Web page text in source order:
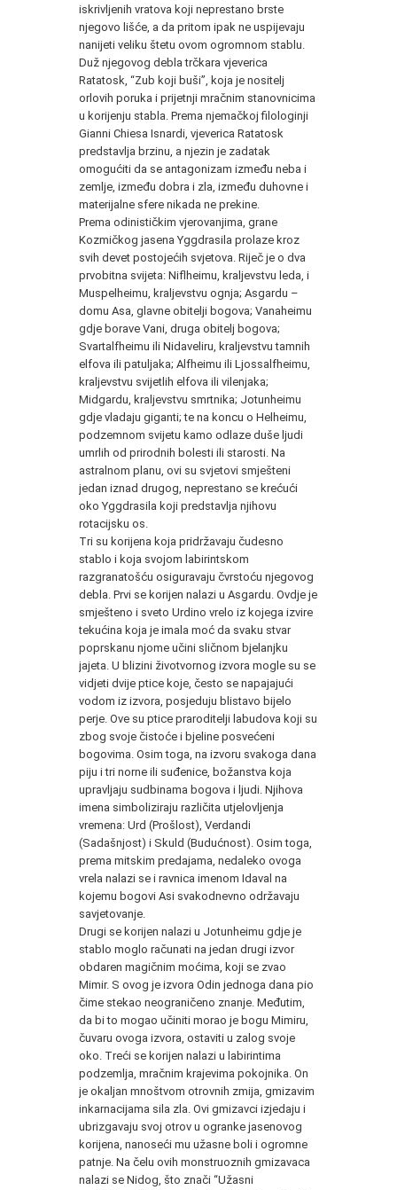
iskrivljenih vratova koji neprestano brste
njegovo lišće, a da pritom ipak ne uspijevaju
nanijeti veliku štetu ovom ogromnom stablu.
Duž njegovog debla trčkara vjeverica
Ratatosk, “Zub koji buši”, koja je nositelj
orlovih poruka i prijetnji mračnim stanovnicima
u korijenju stabla. Prema njemačkoj filologinji
Gianni Chiesa Isnardi, vjeverica Ratatosk
predstavlja brzinu, a njezin je zadatak
omogućiti da se antagonizam između neba i
zemlje, između dobra i zla, između duhovne i
materijalne sfere nikada ne prekine.
Prema odinističkim vjerovanjima, grane
Kozmičkog jasena Yggdrasila prolaze kroz
svih devet postojećih svjetova. Riječ je o dva
prvobitna svijeta: Niflheimu, kraljevstvu leda, i
Muspelheimu, kraljevstvu ognja; Asgardu –
domu Asa, glavne obitelji bogova; Vanaheimu
gdje borave Vani, druga obitelj bogova;
Svartalfheimu ili Nidaveliru, kraljevstvu tamnih
elfova ili patuljaka; Alfheimu ili Ljossalfheimu,
kraljevstvu svijetlih elfova ili vilenjaka;
Midgardu, kraljevstvu smrtnika; Jotunheimu
gdje vladaju giganti; te na koncu o Helheimu,
podzemnom svijetu kamo odlaze duše ljudi
umrlih od prirodnih bolesti ili starosti. Na
astralnom planu, ovi su svjetovi smješteni
jedan iznad drugog, neprestano se krećući
oko Yggdrasila koji predstavlja njihovu
rotacijsku os.
Tri su korijena koja pridržavaju čudesno
stablo i koja svojom labirintskom
razgranatošću osiguravaju čvrstoću njegovog
debla. Prvi se korijen nalazi u Asgardu. Ovdje je
smješteno i sveto Urdino vrelo iz kojega izvire
tekućina koja je imala moć da svaku stvar
poprskanu njome učini sličnom bjelanjku
jajeta. U blizini životvornog izvora mogle su se
vidjeti dvije ptice koje, često se napajajući
vodom iz izvora, posjeduju blistavo bijelo
perje. Ove su ptice praroditelji labudova koji su
zbog svoje čistoće i bjeline posvećeni
bogovima. Osim toga, na izvoru svakoga dana
piju i tri norne ili suđenice, božanstva koja
upravljaju sudbinama bogova i ljudi. Njihova
imena simboliziraju različita utjelovljenja
vremena: Urd (Prošlost), Verdandi
(Sadašnjost) i Skuld (Budućnost). Osim toga,
prema mitskim predajama, nedaleko ovoga
vrela nalazi se i ravnica imenom Idaval na
kojemu bogovi Asi svakodnevno održavaju
savjetovanje.
Drugi se korijen nalazi u Jotunheimu gdje je
stablo moglo računati na jedan drugi izvor
obdaren magičnim moćima, koji se zvao
Mimir. S ovog je izvora Odin jednoga dana pio
čime stekao neograničeno znanje. Međutim,
da bi to mogao učiniti morao je bogu Mimiru,
čuvaru ovoga izvora, ostaviti u zalog svoje
oko. Treći se korijen nalazi u labirintima
podzemlja, mračnim krajevima pokojnika. On
je okaljan mnoštvom otrovnih zmija, gmizavim
inkarnacijama sila zla. Ovi gmizavci izjedaju i
ubrizgavaju svoj otrov u ogranke jasenovog
korijena, nanoseći mu užasne boli i ogromne
patnje. Na čelu ovih monstruoznih gmizavaca
nalazi se Nidog, što znači “Užasni